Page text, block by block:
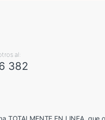
al:
382
TOTALMENTE EN LINEA, que